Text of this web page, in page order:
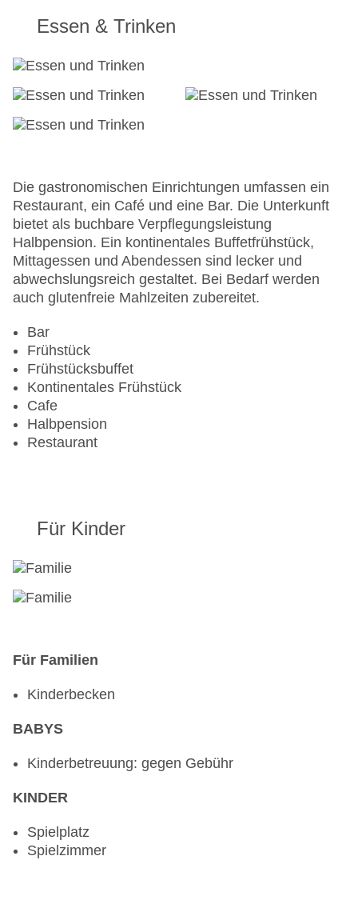
Check-in von: 15:00:01
Check-out bis: 10:30:00
Garage
Garten: ohne Gebühr
WLAN/WiFi im Hotel
Anzahl der Konferenzräume: 1
Anzahl der Aufzüge: 1
Zimmerservice
Sonnenterrasse
Gesamtanzahl der Zimmer: 44
Pools:Kinderbecken, Indoor Pool, Outdoor Pool,
Sonnenschirme am Pool, Liegen am Pool
Mastercard, Visa
Landeskategorie: 3 Sterne
Essen & Trinken
Die gastronomischen Einrichtungen umfassen ein
Restaurant, ein Café und eine Bar. Die Unterkunft
bietet als buchbare Verpflegungsleistung
Halbpension. Ein kontinentales Buffetfrühstück,
Mittagessen und Abendessen sind lecker und
abwechslungsreich gestaltet. Bei Bedarf werden
auch glutenfreie Mahlzeiten zubereitet.
Bar
Frühstück
Frühstücksbuffet
Kontinentales Frühstück
Cafe
Halbpension
Restaurant
Für Kinder
Für Familien
Kinderbecken
BABYS
Kinderbetreuung: gegen Gebühr
KINDER
Spielplatz
Spielzimmer